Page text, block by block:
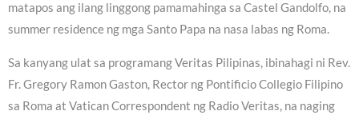
matapos ang ilang linggong pamamahinga sa Castel Gandolfo, na
summer residence ng mga Santo Papa na nasa labas ng Roma.
Sa kanyang ulat sa programang Veritas Pilipinas, ibinahagi ni Rev.
Fr. Gregory Ramon Gaston, Rector ng Pontificio Collegio Filipino
sa Roma at Vatican Correspondent ng Radio Veritas, na naging